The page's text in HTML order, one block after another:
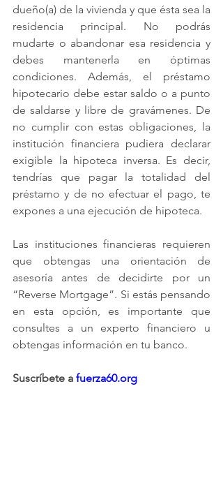
dueño(a) de la vivienda y que ésta sea la
residencia principal. No podrás
mudarte o abandonar esa residencia y
debes mantenerla en óptimas
condiciones. Además, el préstamo
hipotecario debe estar saldo o a punto
de saldarse y libre de gravámenes. De
no cumplir con estas obligaciones, la
institución financiera pudiera declarar
exigible la hipoteca inversa. Es decir,
tendrías que pagar la totalidad del
préstamo y de no efectuar el pago, te
expones a una ejecución de hipoteca.
Las instituciones financieras requieren
que obtengas una orientación de
asesoría antes de decidirte por un
“Reverse Mortgage”. Si estás pensando
en esta opción, es importante que
consultes a un experto financiero u
obtengas información en tu banco.
Suscríbete a fuerza60.org